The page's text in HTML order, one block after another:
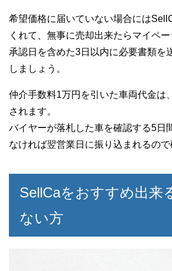
希望価格に届いていない場合には
くれて、無事に売却出来たらマイペー
承認日を含めた3日以内に必要書類を
しましょう。
仲介手数料1万円を引いた車両代金は
されます。
バイヤーが落札した車を確認する5日
なければ翌営業日に振り込まれるので
SellCaをおすすめ出来
ない方